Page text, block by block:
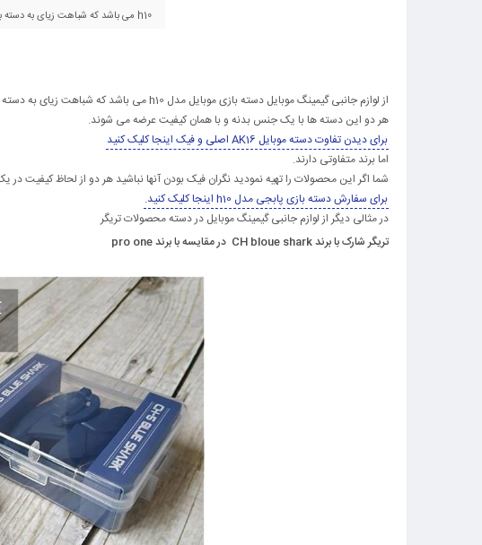
h10 می باشد که شباهت زیای به دسته بازی مدل xo دارد
از لوازم جانبی گیمینگ موبایل دسته بازی موبایل مدل h10 می باشد که شباهت زیای به دسته بازی مدل xo دارد
هر دو این دسته ها با یک جنس بدنه و با همان کیفیت عرضه می شوند.
برای دیدن تفاوت دسته موبایل AK16 اصلی و فیک اینجا کلیک کنید
اما برند متفاوتی دارند.
شما اگر این محصولات را تهیه نمودید نگران فیک بودن آنها نباشید هر دو از لحاظ کیفیت
برای سفارش دسته بازی پابجی مدل h10 اینجا کلیک کنید.
در مثالی دیگر از لوازم جانبی گیمینگ موبایل در دسته محصولات تریگر
تریگر شارک با برند CH bloue shark در مقایسه با برند pro one